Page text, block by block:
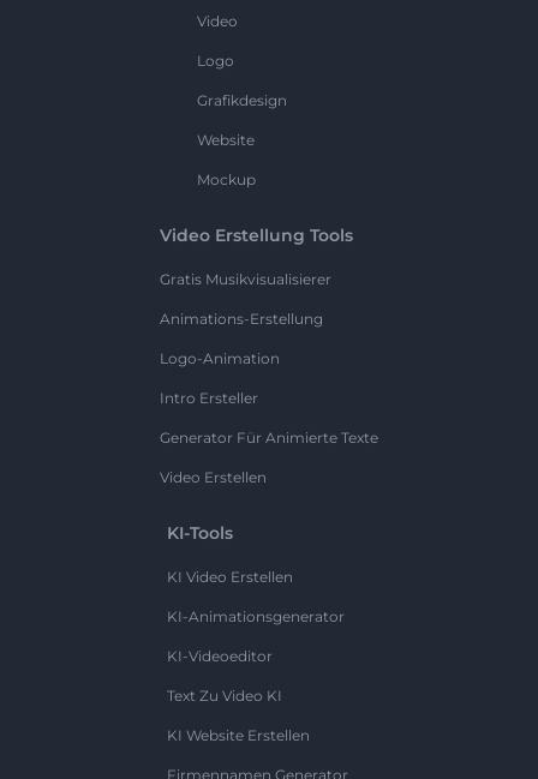
Video
Logo
Grafikdesign
Website
Mockup
Video Erstellung Tools
Gratis Musikvisualisierer
Animations-Erstellung
Logo-Animation
Intro Ersteller
Generator Für Animierte Texte
Video Erstellen
KI-Tools
KI Video Erstellen
KI-Animationsgenerator
KI-Videoeditor
Text Zu Video KI
KI Website Erstellen
Firmennamen Generator